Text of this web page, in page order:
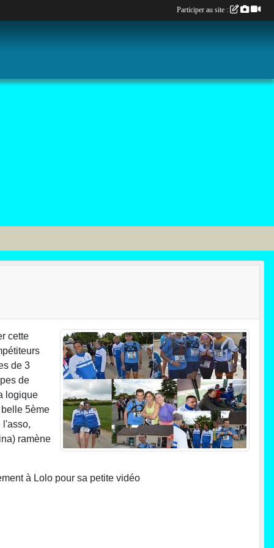
cette
de 3
de
logique
5ème
l'asso,
ramène
à Lolo pour sa petite vidéo
Participer au site :